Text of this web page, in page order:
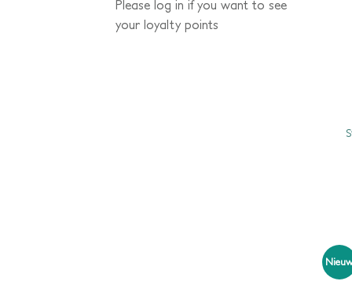
Please log in if you want to see
your loyalty points